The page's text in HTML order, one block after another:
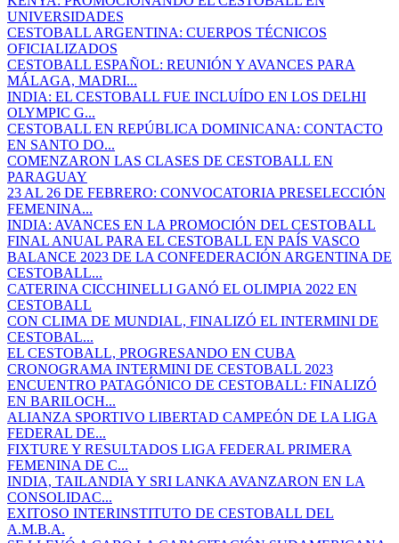
UNIVERSIDADES
CESTOBALL ARGENTINA: CUERPOS TÉCNICOS
OFICIALIZADOS
CESTOBALL ESPAÑOL: REUNIÓN Y AVANCES PARA
MÁLAGA, MADRI...
INDIA: EL CESTOBALL FUE INCLUÍDO EN LOS DELHI
OLYMPIC G...
CESTOBALL EN REPÚBLICA DOMINICANA: CONTACTO
EN SANTO DO...
COMENZARON LAS CLASES DE CESTOBALL EN
PARAGUAY
23 AL 26 DE FEBRERO: CONVOCATORIA PRESELECCIÓN
FEMENINA...
INDIA: AVANCES EN LA PROMOCIÓN DEL CESTOBALL
FINAL ANUAL PARA EL CESTOBALL EN PAÍS VASCO
BALANCE 2023 DE LA CONFEDERACIÓN ARGENTINA DE
CESTOBALL...
CATERINA CICCHINELLI GANÓ EL OLIMPIA 2022 EN
CESTOBALL
CON CLIMA DE MUNDIAL, FINALIZÓ EL INTERMINI DE
CESTOBAL...
EL CESTOBALL, PROGRESANDO EN CUBA
CRONOGRAMA INTERMINI DE CESTOBALL 2023
ENCUENTRO PATAGÓNICO DE CESTOBALL: FINALIZÓ
EN BARILOCH...
ALIANZA SPORTIVO LIBERTAD CAMPEÓN DE LA LIGA
FEDERAL DE...
FIXTURE Y RESULTADOS LIGA FEDERAL PRIMERA
FEMENINA DE C...
INDIA, TAILANDIA Y SRI LANKA AVANZARON EN LA
CONSOLIDAC...
EXITOSO INTERINSTITUTO DE CESTOBALL DEL
A.M.B.A.